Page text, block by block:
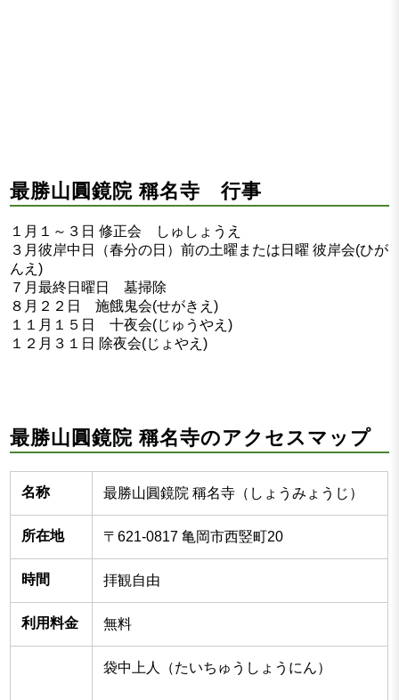
最勝山圓鏡院 稱名寺 行事
１月１～３日 修正会 しゅしょうえ
３月彼岸中日（春分の日）前の土曜または日曜 彼岸会(ひが
んえ)
７月最終日曜日 墓掃除
８月２２日 施餓鬼会(せがきえ)
１１月１５日 十夜会(じゅうやえ)
１２月３１日 除夜会(じょやえ)
最勝山圓鏡院 稱名寺のアクセスマップ
名称 最勝山圓鏡院 稱名寺（しょうみょうじ）
所在地 〒621-0817 亀岡市西竪町20
時間 拝観自由
利用料金 無料
袋中上人（たいちゅうしょうにん）